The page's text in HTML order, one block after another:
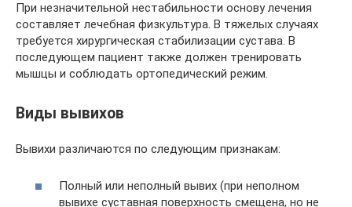
При незначительной нестабильности основу лечения
составляет лечебная физкультура. В тяжелых случаях
требуется хирургическая стабилизации сустава. В
последующем пациент также должен тренировать
мышцы и соблюдать ортопедический режим.
Виды вывихов
Вывихи различаются по следующим признакам:
Полный или неполный вывих (при неполном
вывихе суставная поверхность смещена, но не